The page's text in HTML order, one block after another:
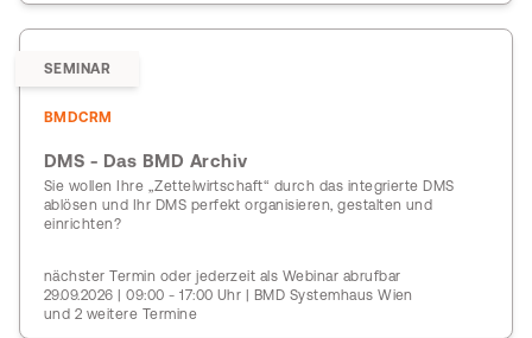
SEMINAR
BMDCRM
DMS - Das BMD Archiv
Sie wollen Ihre „Zettelwirtschaft“ durch das integrierte DMS
ablösen und Ihr DMS perfekt organisieren, gestalten und
einrichten?
nächster Termin oder jederzeit als Webinar abrufbar
29.09.2026 | 09:00 - 17:00 Uhr | BMD Systemhaus Wien
und 2 weitere Termine